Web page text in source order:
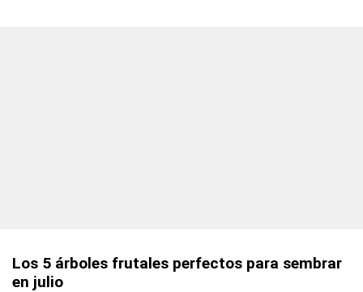
Los 5 árboles frutales perfectos para sembrar
en julio